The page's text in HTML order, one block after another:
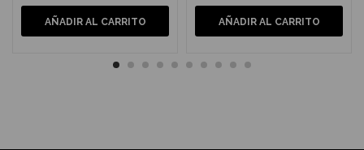
AÑADIR AL CARRITO AÑADIR AL CARRITO